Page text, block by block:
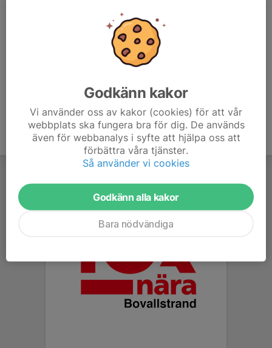
Godkänn kakor
Vi använder oss av kakor (cookies) för att vår
webbplats ska fungera bra för dig. De används
även för webbanalys i syfte att hjälpa oss att
förbättra våra tjänster.
Så använder vi cookies
Godkänn alla kakor
Bara nödvändiga